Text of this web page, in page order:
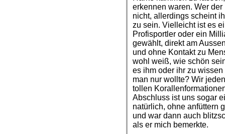
erkennen waren. Wer
nicht, allerdings scheint
zu sein. Vielleicht ist es
Profisportler oder ein
gewählt, direkt am
und ohne Kontakt zu
wohl weiß, wie schön
es ihm oder ihr zu
man nur wollte? Wir
tollen
Abschluss ist uns sogar
natürlich, ohne anfüttern
und war dann auch
als er mich bemerkte.